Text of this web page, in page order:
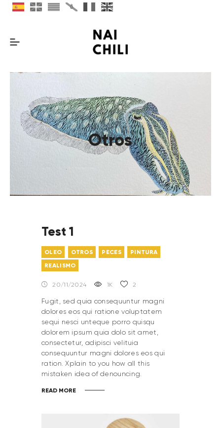
Otros
Test 1
OLEO OTROS PECES
PINTURA
REALISMO
20/11/2024 1K 2
Fugit, sed quia consequuntur magni
dolores eos qui ratione voluptatem
sequi nesci unteque porro quisqu
dolorem ipsum quia dolo sit amet,
consectetur, adipisci velituia
consequuntur magni dolores eos qui
ration. Xplain to you how all this
mistaken idea of denouncing.
READ MORE